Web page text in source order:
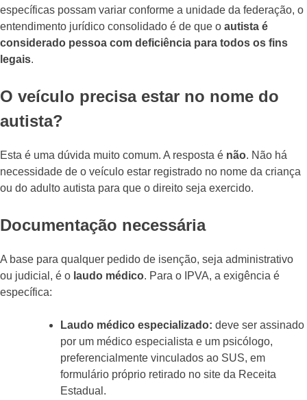
específicas possam variar conforme a unidade da federação, o
entendimento jurídico consolidado é de que o autista é
considerado pessoa com deficiência para todos os fins
legais.
O veículo precisa estar no nome do
autista?
Esta é uma dúvida muito comum. A resposta é não. Não há
necessidade de o veículo estar registrado no nome da criança
ou do adulto autista para que o direito seja exercido.
Documentação necessária
A base para qualquer pedido de isenção, seja administrativo
ou judicial, é o laudo médico. Para o IPVA, a exigência é
específica:
Laudo médico especializado: deve ser assinado
por um médico especialista e um psicólogo,
preferencialmente vinculados ao SUS, em
formulário próprio retirado no site da Receita
Estadual.